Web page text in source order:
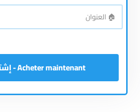
🏠
العنوان*
Acheter maintenant - إشتري الآن